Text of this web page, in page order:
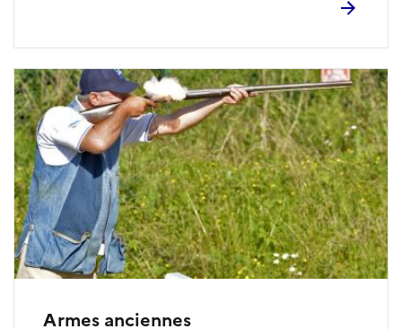
avec l’utilisation de corde, de branches d’arc et de
flèches. On tire sur des cibles utilisées au tir à l’arc,
plutôt en extérieur aux distances de 35, 50 et 65 m,
avec une pratique hivernale à 18 m en salle.
Armes anciennes